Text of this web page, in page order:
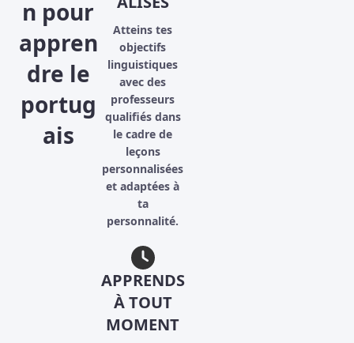
n pour
appren
dre le
portug
ais
Atteins tes
objectifs
linguistiques
avec des
professeurs
qualifiés dans
le cadre de
leçons
personnalisées
et adaptées à
ta
personnalité.
APPRENDS
À TOUT
MOMENT